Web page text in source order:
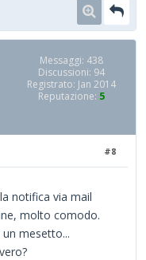
Messaggi: 438
Discussioni: 94
Registrato: Jan 2014
Reputazione: 5
#8
notifica via mail
molto comodo.
mesetto...